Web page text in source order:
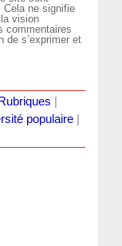
Cela ne signifie
vision
commentaires
de s’exprimer et
Rubriques
populaire